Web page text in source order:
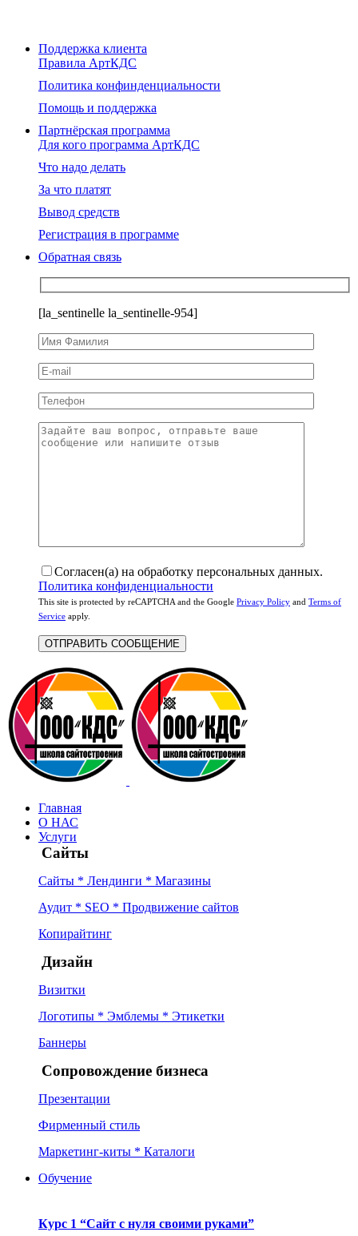
Поддержка клиента
Правила АртКДС
Политика конфинденциальности
Помощь и поддержка
Партнёрская программа
Для кого программа АртКДС
Что надо делать
За что платят
Вывод средств
Регистрация в программе
Обратная связь
[la_sentinelle la_sentinelle-954]
Согласен(а) на обработку персональных данных.
Политика конфиденциальности
This site is protected by reCAPTCHA and the Google Privacy Policy and Terms of
Service apply.
Главная
О НАС
Услуги
Сайты
Сайты * Лендинги * Магазины
Аудит * SEO * Продвижение сайтов
Копирайтинг
Дизайн
Визитки
Логотипы * Эмблемы * Этикетки
Баннеры
Сопровождение бизнеса
Презентации
Фирменный стиль
Маркетинг-киты * Каталоги
Обучение
Курс 1 “Сайт с нуля своими руками”